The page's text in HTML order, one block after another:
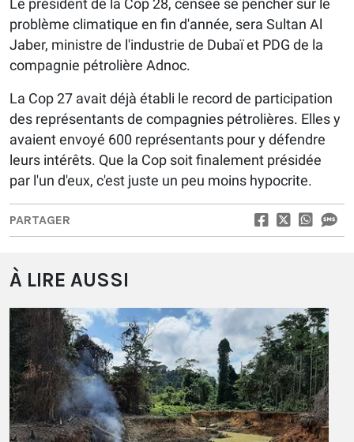
Le président de la Cop 28, censée se pencher sur le
problème climatique en fin d'année, sera Sultan Al
Jaber, ministre de l'industrie de Dubaï et PDG de la
compagnie pétrolière Adnoc.
La Cop 27 avait déjà établi le record de participation
des représentants de compagnies pétrolières. Elles y
avaient envoyé 600 représentants pour y défendre
leurs intérêts. Que la Cop soit finalement présidée
par l'un d'eux, c'est juste un peu moins hypocrite.
PARTAGER
À LIRE AUSSI